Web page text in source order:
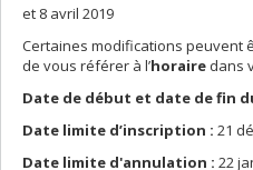
et 8 avril 2019
Certaines modifications peuvent
de vous référer à l’horaire dans
Date de début et date de fin
Date limite d’inscription : 21
Date limite d'annulation : 22